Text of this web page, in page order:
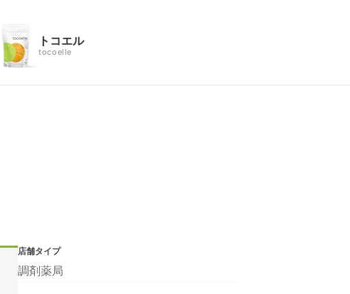
トコエル
tocoelle
店舗タイプ
調剤薬局